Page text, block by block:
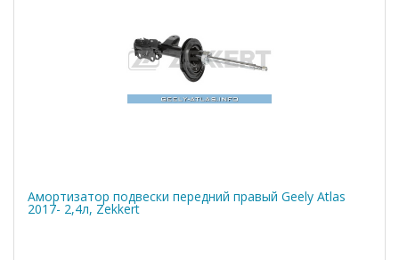
Амортизатор подвески передний правый Geely Atlas
2017- 2,4л, Zekkert